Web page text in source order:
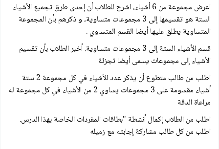
اعرض مجموعة من 6 أشياء، اشرح للطلاب أن إحدى طرق تجميع الأشياء
الستة هو تقسيمها إلى 3 مجموعات متساوية، و ذكرهم بأن المجموعة
المتساوية يطلق عليها أيضا القسم المتساوي .
قسم الأشياء الستة إلى 3 مجموعات متساوية. أخبر الطلاب بأن تقسيم
الأشياء إلى مجموعات يسمى أيضا تجزئة
اطلب من طالب متطوع أن يذكر عدد الأشياء في كل مجموعة 2 ستة
أشياء مقسومة على 3 مجموعات يساوي 2 من الأشياء في كل مجموعة له
مراعاة الدقة
اطلب من الطلاب إكمال أنشطة "بطاقات المفردات الخاصة بهذا الدرس.
اطلب من كل طالب مشاركة إجابته مع زميله